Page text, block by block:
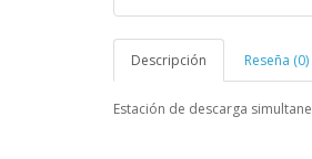
Descripción Reseña (0)
Estación de descarga